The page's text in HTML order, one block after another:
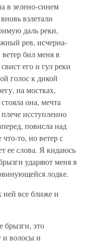
в зелено-синем
взлетали
даль реки,
рев, исчерна-
бил меня в
его и гул реки
голос к дикой
на мостках,
она, мечта
исступленно
повисла над
то, но ветер с
ее слова. Я кидаюсь
ударяют меня в
лодке.
все ближе и
брызги, это
и волосы и